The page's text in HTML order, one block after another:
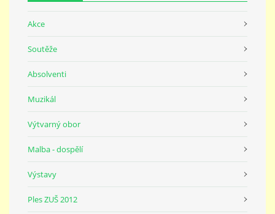
Akce
Soutěže
Absolventi
Muzikál
Výtvarný obor
Malba - dospělí
Výstavy
Ples ZUŠ 2012